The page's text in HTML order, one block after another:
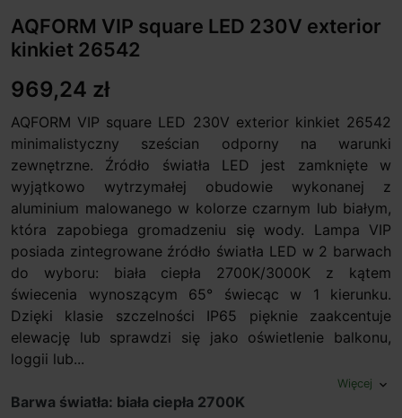
AQFORM VIP square LED 230V exterior
kinkiet 26542
969,24 zł
AQFORM VIP square LED 230V exterior kinkiet 26542
minimalistyczny sześcian odporny na warunki
zewnętrzne. Źródło światła LED jest zamknięte w
wyjątkowo wytrzymałej obudowie wykonanej z
aluminium malowanego w kolorze czarnym lub białym,
która zapobiega gromadzeniu się wody. Lampa VIP
posiada zintegrowane źródło światła LED w 2 barwach
do wyboru: biała ciepła 2700K/3000K z kątem
świecenia wynoszącym 65° świecąc w 1 kierunku.
Dzięki klasie szczelności IP65 pięknie zaakcentuje
elewację lub sprawdzi się jako oświetlenie balkonu,
loggii lub...
Więcej expand_more
Barwa światła: biała ciepła 2700K